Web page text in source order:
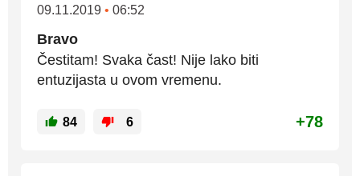
09.11.2019 • 06:52
Bravo
Čestitam! Svaka čast! Nije lako biti
entuzijasta u ovom vremenu.
84 6 +78